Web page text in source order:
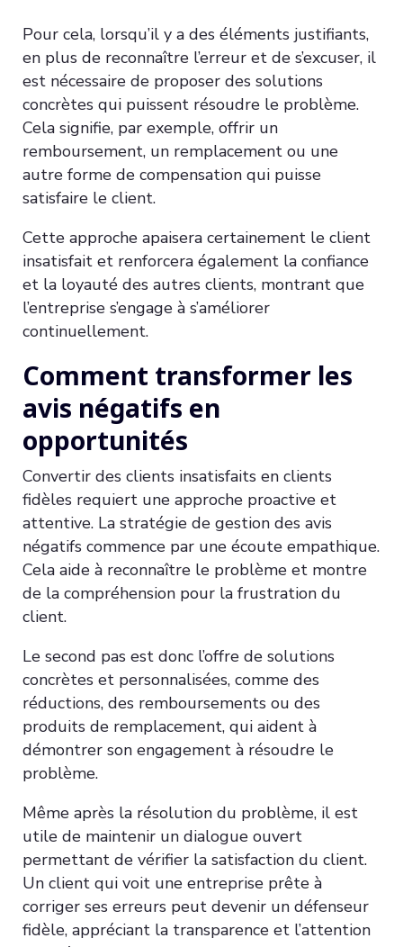
Pour cela, lorsqu’il y a des éléments justifiants,
en plus de reconnaître l’erreur et de s’excuser, il
est nécessaire de proposer des solutions
concrètes qui puissent résoudre le problème.
Cela signifie, par exemple, offrir un
remboursement, un remplacement ou une
autre forme de compensation qui puisse
satisfaire le client.
Cette approche apaisera certainement le client
insatisfait et renforcera également la confiance
et la loyauté des autres clients, montrant que
l’entreprise s’engage à s’améliorer
continuellement.
Comment transformer les
avis négatifs en
opportunités
Convertir des clients insatisfaits en clients
fidèles requiert une approche proactive et
attentive. La stratégie de gestion des avis
négatifs commence par une écoute empathique.
Cela aide à reconnaître le problème et montre
de la compréhension pour la frustration du
client.
Le second pas est donc l’offre de solutions
concrètes et personnalisées, comme des
réductions, des remboursements ou des
produits de remplacement, qui aident à
démontrer son engagement à résoudre le
problème.
Même après la résolution du problème, il est
utile de maintenir un dialogue ouvert
permettant de vérifier la satisfaction du client.
Un client qui voit une entreprise prête à
corriger ses erreurs peut devenir un défenseur
fidèle, appréciant la transparence et l’attention